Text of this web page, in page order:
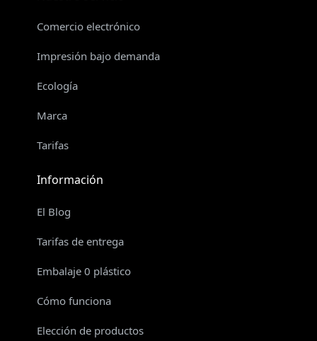
Comercio electrónico
Impresión bajo demanda
Ecología
Marca
Tarifas
Información
El Blog
Tarifas de entrega
Embalaje 0 plástico
Cómo funciona
Elección de productos